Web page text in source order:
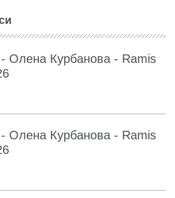
Олена Курбанова - Ramis
Олена Курбанова - Ramis